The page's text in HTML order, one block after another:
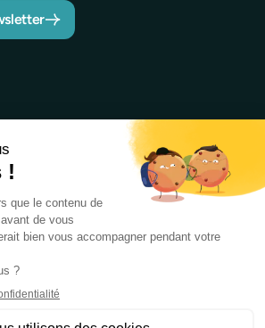
de Qileo SAS, société par actions